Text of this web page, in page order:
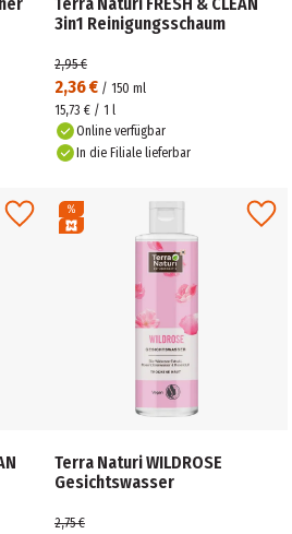
3in1 Reinigungsschaum
2,36 € / 150 ml
2,95 €
15,73 € / 1 l
Online verfügbar
In die Filiale lieferbar
Terra Naturi WILDROSE
Gesichtswasser
2,75 €